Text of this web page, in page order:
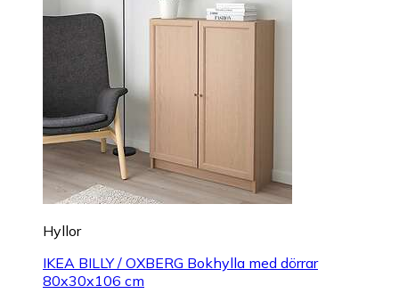
Hyllor
IKEA BILLY / OXBERG Bokhylla med dörrar
80x30x106 cm